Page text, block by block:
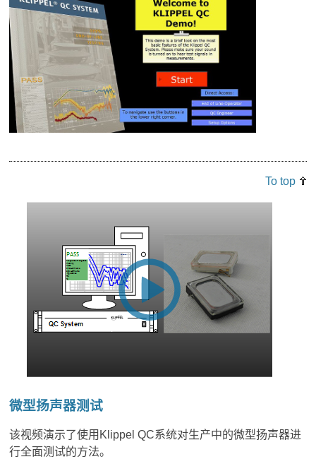
To top
微型扬声器测试
该视频演示了使用Klippel QC系统对生产中的微型扬声器进
行全面测试的方法。